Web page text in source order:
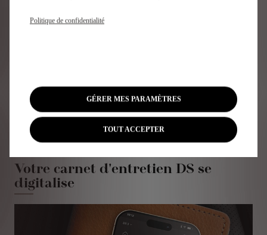
Demandez une offre
MAINTENANCE E-BOOK
Votre carnet d'entretien DS se
digitalise
Politique de confidentialité
GÉRER MES PARAMÈTRES
TOUT ACCEPTER